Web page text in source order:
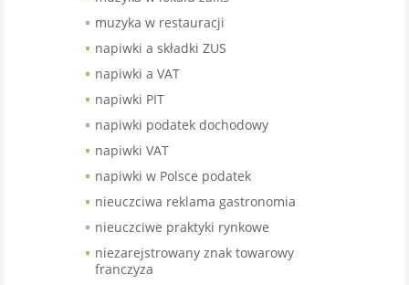
muzyka w restauracji
napiwki a składki ZUS
napiwki a VAT
napiwki PIT
napiwki podatek dochodowy
napiwki VAT
napiwki w Polsce podatek
nieuczciwa reklama gastronomia
nieuczciwe praktyki rynkowe
niezarejstrowany znak towarowy
franczyza